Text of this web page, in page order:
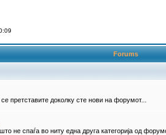
Forums
претставите доколку сте нови на форумот...
не спаѓа во ниту една друга категорија од